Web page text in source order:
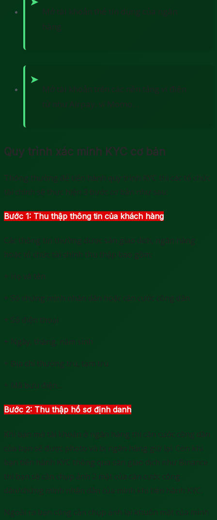
Mở tài khoản thẻ tín dụng của ngân
hàng
Mở tài khoản trên các nền tảng ví điện
tử như Airpay, ví Momo…
Quy trình xác minh KYC cơ bản
Thông thường để tiến hành quy trình KYC thì các tổ chức
tài chính sẽ thực hiện 3 bước cơ bản như sau:
Bước 1: Thu thập thông tin của khách hàng
Các thông tin thường được sàn giao dịch, ngân hàng
hoặc tổ chức tài chính thu thập bao gồm:
+ Họ và tên
+ Số chứng minh nhân dân hoặc căn cước công dân
+ Số điện thoại
+ Ngày, tháng, năm sinh
+ Địa chỉ thường trú, tạm trú
+ Mã bưu điện…
Bước 2: Thu thập hồ sơ định danh
Khi bạn mở tài khoản ở ngân hàng thì căn cước công dân
của bạn sẽ được photo và bị ngân hàng giữ lại. Còn khi
bạn tiến hành KYC thông qua sàn giao dịch như Binance
thì bạn sẽ cần chụp ảnh 2 mặt của căn cước công
dân/chứng minh nhân dân của mình khi tiến hành KYC.
Ngoài ra bạn cũng cần chụp ảnh lại khuôn mặt của mình